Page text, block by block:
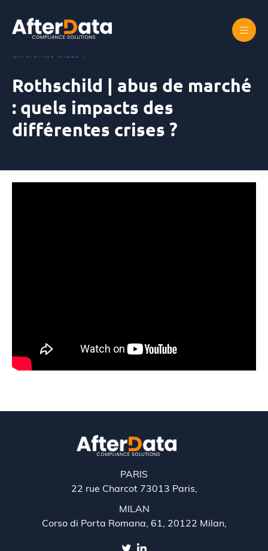
content
Rothschild | abus de marché : quels impacts des
différentes crises ?
Rothschild | abus de marché
: quels impacts des
différentes crises ?
PARIS
22 rue Charcot 73013 Paris,
MILAN
Corso di Porta Romana, 61, 20122 Milan,